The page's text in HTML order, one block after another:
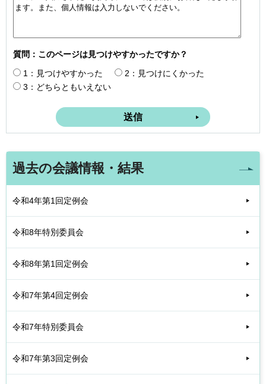
質問：このページは見つけやすかったですか？
1：見つけやすかった
2：見つけにくかった
3：どちらともいえない
過去の会議情報・結果
令和4年第1回定例会
令和8年特別委員会
令和8年第1回定例会
令和7年第4回定例会
令和7年特別委員会
令和7年第3回定例会